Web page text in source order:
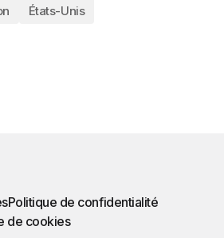
États-Unis
Politique de confidentialité
de cookies